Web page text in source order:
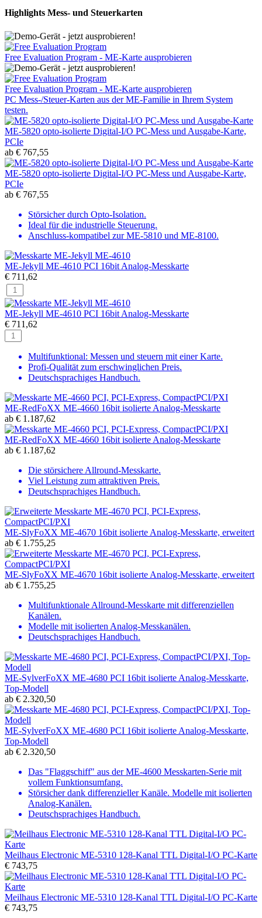
Highlights Mess- und Steuerkarten
Free Evaluation Program - ME-Karte ausprobieren
Free Evaluation Program - ME-Karte ausprobieren
PC Mess-/Steuer-Karten aus der ME-Familie in Ihrem System
testen.
ME-5820 opto-isolierte Digital-I/O PC-Mess und Ausgabe-Karte,
PCIe
ab € 767,55
ME-5820 opto-isolierte Digital-I/O PC-Mess und Ausgabe-Karte,
PCIe
ab € 767,55
Störsicher durch Opto-Isolation.
Ideal für die industrielle Steuerung.
Anschluss-kompatibel zur ME-5810 und ME-8100.
ME-Jekyll ME-4610 PCI 16bit Analog-Messkarte
€ 711,62
ME-Jekyll ME-4610 PCI 16bit Analog-Messkarte
€ 711,62
Multifunktional: Messen und steuern mit einer Karte.
Profi-Qualität zum erschwinglichen Preis.
Deutschsprachiges Handbuch.
ME-RedFoXX ME-4660 16bit isolierte Analog-Messkarte
ab € 1.187,62
ME-RedFoXX ME-4660 16bit isolierte Analog-Messkarte
ab € 1.187,62
Die störsichere Allround-Messkarte.
Viel Leistung zum attraktiven Preis.
Deutschsprachiges Handbuch.
ME-SlyFoXX ME-4670 16bit isolierte Analog-Messkarte, erweitert
ab € 1.755,25
ME-SlyFoXX ME-4670 16bit isolierte Analog-Messkarte, erweitert
ab € 1.755,25
Multifunktionale Allround-Messkarte mit differenziellen
Kanälen.
Modelle mit isolierten Analog-Messkanälen.
Deutschsprachiges Handbuch.
ME-SylverFoXX ME-4680 PCI 16bit isolierte Analog-Messkarte,
Top-Modell
ab € 2.320,50
ME-SylverFoXX ME-4680 PCI 16bit isolierte Analog-Messkarte,
Top-Modell
ab € 2.320,50
Das "Flaggschiff" aus der ME-4600 Messkarten-Serie mit
vollem Funktionsumfang.
Störsicher dank differenzieller Kanäle. Modelle mit isolierten
Analog-Kanälen.
Deutschsprachiges Handbuch.
Meilhaus Electronic ME-5310 128-Kanal TTL Digital-I/O PC-Karte
€ 743,75
Meilhaus Electronic ME-5310 128-Kanal TTL Digital-I/O PC-Karte
€ 743,75